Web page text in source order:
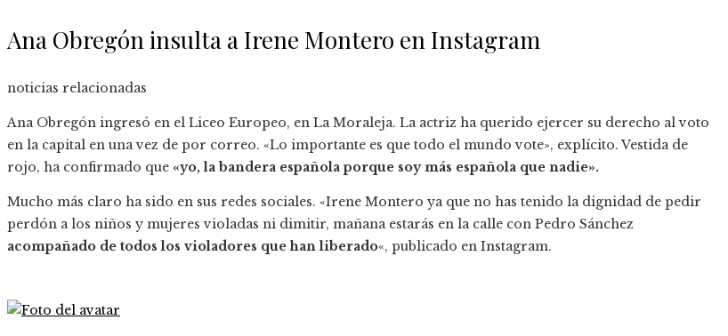
Ana Obregón insulta a Irene Montero en Instagram
noticias relacionadas
Ana Obregón ingresó en el Liceo Europeo, en La Moraleja. La actriz ha querido ejercer su derecho al voto
en la capital en una vez de por correo. «Lo importante es que todo el mundo vote», explícito. Vestida de
rojo, ha confirmado que «yo, la bandera española porque soy más española que nadie».
Mucho más claro ha sido en sus redes sociales. «Irene Montero ya que no has tenido la dignidad de pedir
perdón a los niños y mujeres violadas ni dimitir, mañana estarás en la calle con Pedro Sánchez
acompañado de todos los violadores que han liberado«, publicado en Instagram.